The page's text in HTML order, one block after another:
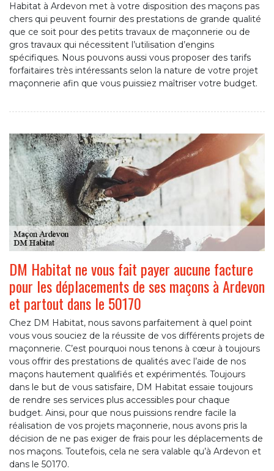
Habitat à Ardevon met à votre disposition des maçons pas
chers qui peuvent fournir des prestations de grande qualité
que ce soit pour des petits travaux de maçonnerie ou de
gros travaux qui nécessitent l’utilisation d’engins
spécifiques. Nous pouvons aussi vous proposer des tarifs
forfaitaires très intéressants selon la nature de votre projet
maçonnerie afin que vous puissiez maîtriser votre budget.
DM Habitat ne vous fait payer aucune facture
pour les déplacements de ses maçons à Ardevon
et partout dans le 50170
Chez DM Habitat, nous savons parfaitement à quel point
vous vous souciez de la réussite de vos différents projets de
maçonnerie. C’est pourquoi nous tenons à cœur à toujours
vous offrir des prestations de qualités avec l’aide de nos
maçons hautement qualifiés et expérimentés. Toujours
dans le but de vous satisfaire, DM Habitat essaie toujours
de rendre ses services plus accessibles pour chaque
budget. Ainsi, pour que nous puissions rendre facile la
réalisation de vos projets maçonnerie, nous avons pris la
décision de ne pas exiger de frais pour les déplacements de
nos maçons. Toutefois, cela ne sera valable qu’à Ardevon et
dans le 50170.